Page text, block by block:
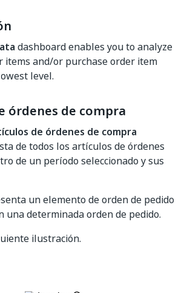
dashboard enables you to analyze
items and/or purchase order item
level.
órdenes de compra
de órdenes de compra
de todos los artículos de órdenes
de un período seleccionado y sus
un elemento de orden de pedido
una determinada orden de pedido.
ilustración.